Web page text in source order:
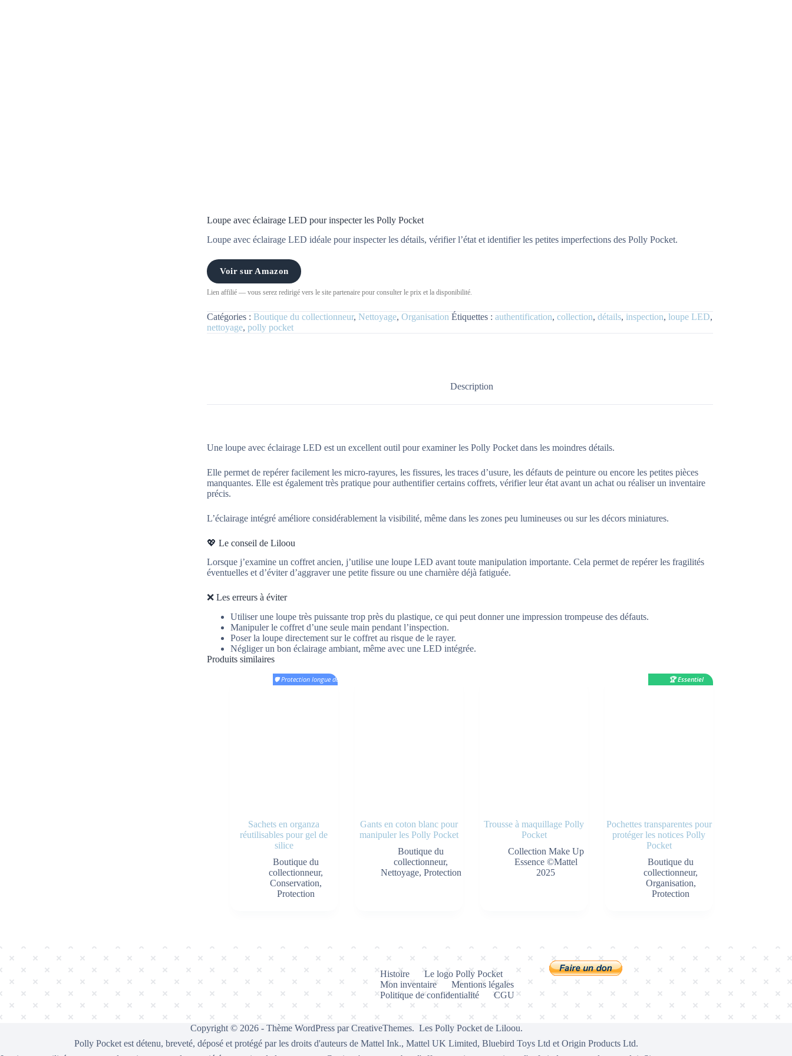
Loupe avec éclairage LED pour inspecter les Polly Pocket
Loupe avec éclairage LED idéale pour inspecter les détails, vérifier l’état et identifier les petites imperfections des Polly Pocket.
Voir sur Amazon
Lien affilié — vous serez redirigé vers le site partenaire pour consulter le prix et la disponibilité.
Catégories : Boutique du collectionneur, Nettoyage, Organisation Étiquettes : authentification, collection, détails, inspection, loupe LED,
nettoyage, polly pocket
Description
Une loupe avec éclairage LED est un excellent outil pour examiner les Polly Pocket dans les moindres détails.
Elle permet de repérer facilement les micro-rayures, les fissures, les traces d’usure, les défauts de peinture ou encore les petites pièces
manquantes. Elle est également très pratique pour authentifier certains coffrets, vérifier leur état avant un achat ou réaliser un inventaire
précis.
L’éclairage intégré améliore considérablement la visibilité, même dans les zones peu lumineuses ou sur les décors miniatures.
💖 Le conseil de Liloou
Lorsque j’examine un coffret ancien, j’utilise une loupe LED avant toute manipulation importante. Cela permet de repérer les fragilités
éventuelles et d’éviter d’aggraver une petite fissure ou une charnière déjà fatiguée.
❌ Les erreurs à éviter
Utiliser une loupe très puissante trop près du plastique, ce qui peut donner une impression trompeuse des défauts.
Manipuler le coffret d’une seule main pendant l’inspection.
Poser la loupe directement sur le coffret au risque de le rayer.
Négliger un bon éclairage ambiant, même avec une LED intégrée.
Produits similaires
🛡️ Protection longue durée
Sachets en organza
réutilisables pour gel de
silice
Boutique du
collectionneur,
Conservation,
Protection
Gants en coton blanc pour
manipuler les Polly Pocket
Boutique du
collectionneur,
Nettoyage, Protection
Trousse à maquillage Polly
Pocket
Collection Make Up
Essence ©Mattel
2025
🏆 Essentiel
Pochettes transparentes pour
protéger les notices Polly
Pocket
Boutique du
collectionneur,
Organisation,
Protection
Histoire
Le logo Polly Pocket
Mon inventaire
Mentions légales
Politique de confidentialité
CGU
Copyright © 2026 - Thème WordPress parCreativeThemes. Les Polly Pocket de Liloou.
Polly Pocket est détenu, breveté, déposé et protégé par les droits d'auteurs de Mattel Ink., Mattel UK Limited, Bluebird Toys Ltd et Origin Products Ltd.